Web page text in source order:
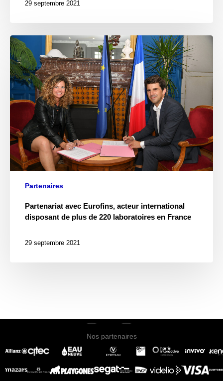
29 septembre 2021
Partenaires
Partenariat avec Eurofins, acteur international
disposant de plus de 220 laboratoires en France
29 septembre 2021
Nos partenaires